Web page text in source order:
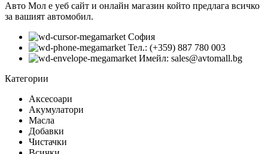
Авто Мол е уеб сайт и онлайн магазин който предлага всичко
за вашият автомобил.
София
Тел.: (+359) 887 780 003
Имейл: sales@avtomall.bg
Категории
Аксесоари
Акумулатори
Масла
Добавки
Чистачки